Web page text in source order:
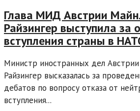
Глава МИД Австрии
Райзингер выступила за
вступления страны в
Министр иностранных дел
Райзингер высказалась за
дебатов по вопросу отказа от
вступления...